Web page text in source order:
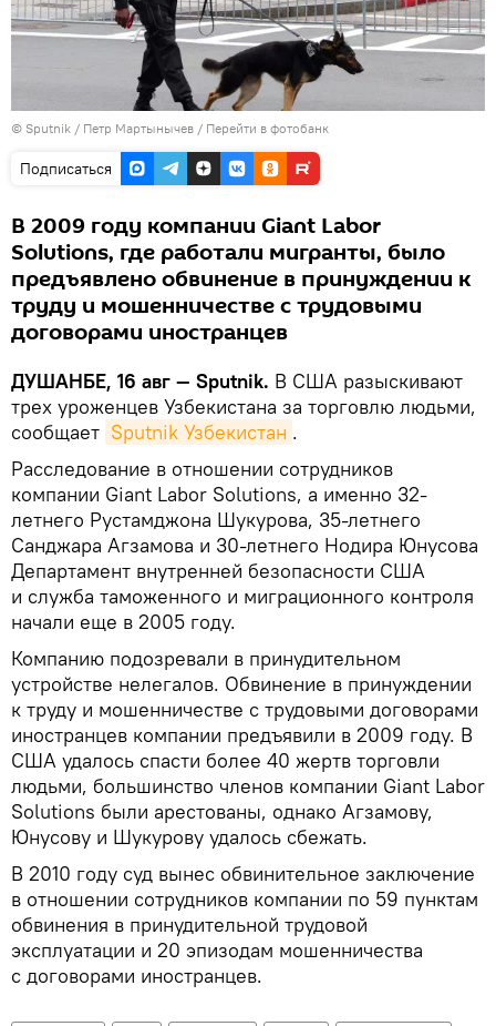
© Sputnik / Петр Мартынычев / Перейти в фотобанк
Подписаться
В 2009 году компании Giant Labor
Solutions, где работали мигранты, было
предъявлено обвинение в принуждении к
труду и мошенничестве с трудовыми
договорами иностранцев
ДУШАНБЕ, 16 авг — Sputnik. В США разыскивают
трех уроженцев Узбекистана за торговлю людьми,
сообщает Sputnik Узбекистан .
Расследование в отношении сотрудников
компании Giant Labor Solutions, а именно 32-
летнего Рустамджона Шукурова, 35-летнего
Санджара Агзамова и 30-летнего Нодира Юнусова
Департамент внутренней безопасности США
и служба таможенного и миграционного контроля
начали еще в 2005 году.
Компанию подозревали в принудительном
устройстве нелегалов. Обвинение в принуждении
к труду и мошенничестве с трудовыми договорами
иностранцев компании предъявили в 2009 году. В
США удалось спасти более 40 жертв торговли
людьми, большинство членов компании Giant Labor
Solutions были арестованы, однако Агзамову,
Юнусову и Шукурову удалось сбежать.
В 2010 году суд вынес обвинительное заключение
в отношении сотрудников компании по 59 пунктам
обвинения в принудительной трудовой
эксплуатации и 20 эпизодам мошенничества
с договорами иностранцев.